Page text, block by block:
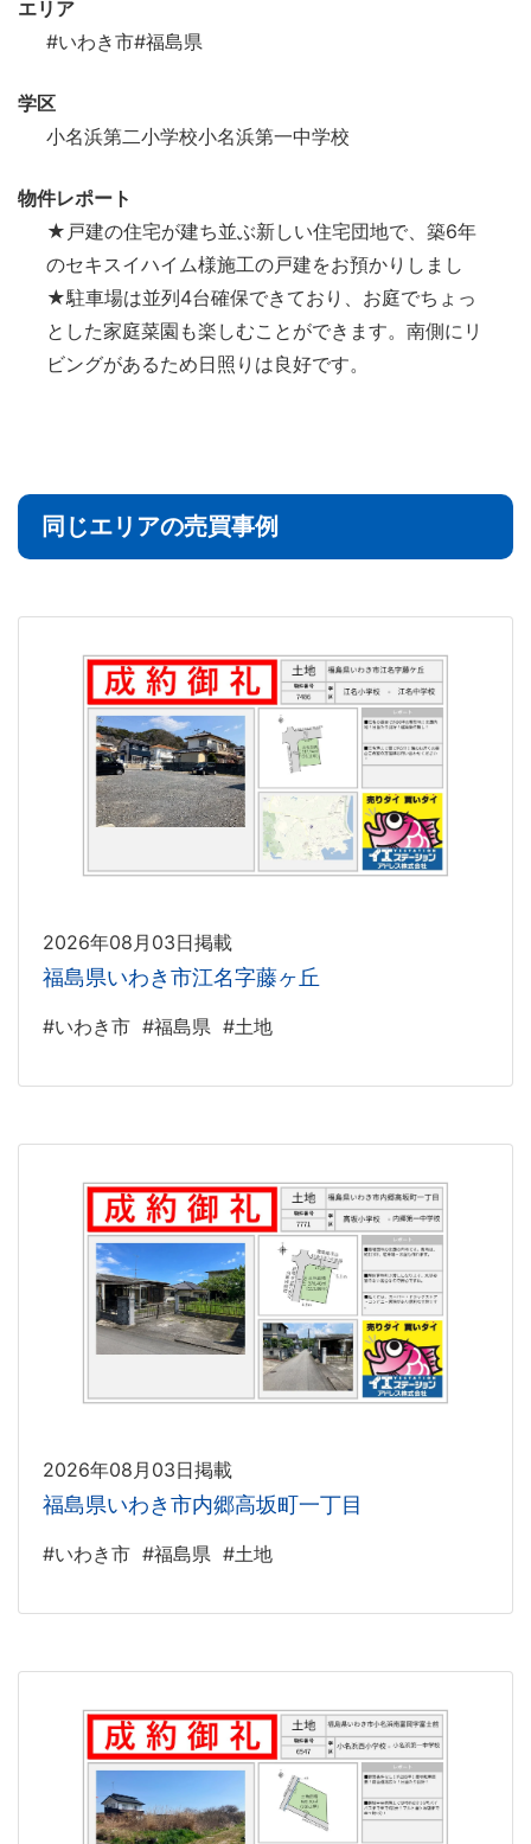
エリア
#いわき市#福島県
学区
小名浜第二小学校小名浜第一中学校
物件レポート
★戸建の住宅が建ち並ぶ新しい住宅団地で、築6年
のセキスイハイム様施工の戸建をお預かりしまし
★駐車場は並列4台確保できており、お庭でちょっ
とした家庭菜園も楽しむことができます。南側にリ
ビングがあるため日照りは良好です。
同じエリアの売買事例
2026年08月03日掲載
福島県いわき市江名字藤ヶ丘
#いわき市 #福島県 #土地
2026年08月03日掲載
福島県いわき市内郷高坂町一丁目
#いわき市 #福島県 #土地